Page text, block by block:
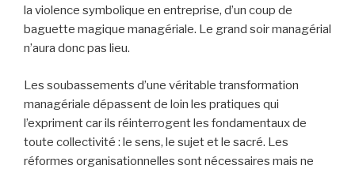
la violence symbolique en entreprise, d’un coup de
baguette magique managériale. Le grand soir managérial
n’aura donc pas lieu.
Les soubassements d’une véritable transformation
managériale dépassent de loin les pratiques qui
l’expriment car ils réinterrogent les fondamentaux de
toute collectivité : le sens, le sujet et le sacré. Les
réformes organisationnelles sont nécessaires mais ne